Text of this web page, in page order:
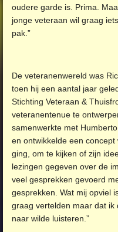
oudere garde is. Prima.
jonge veteraan wil graag
pak.”
De veteranenwereld was
toen hij een aantal jaar
Stichting Veteraan &
veteranentenue te
samenwerkte met
en ontwikkelde een
ging, om te kijken of zijn
lezingen gegeven over de
veel gesprekken gevoerd
gesprekken. Wat mij opviel
graag vertelden maar dat ik
naar wilde luisteren.”